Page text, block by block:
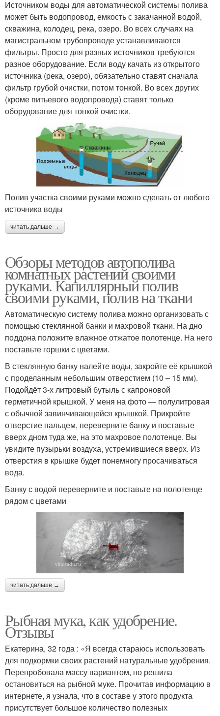
Источником воды для автоматической системы полива
может быть водопровод, емкость с закачанной водой,
скважина, колодец, река, озеро. Во всех случаях на
магистральном трубопроводе устанавливаются
фильтры. Просто для разных источников требуются
разное оборудование. Если воду качать из открытого
источника (река, озеро), обязательно ставят сначала
фильтр грубой очистки, потом тонкой. Во всех других
(кроме питьевого водопровода) ставят только
оборудование для тонкой очистки.
Полив участка своими руками можно сделать от любого
источника воды
читать дальше →
Обзоры методов автополива
комнатных растений своими
руками. Капиллярный полив
своими руками, полив на ткани
Автоматическую систему полива можно организовать с
помощью стеклянной банки и махровой ткани. На дно
поддона положите влажное отжатое полотенце. На него
поставьте горшки с цветами.
В стеклянную банку налейте воды, закройте её крышкой
с проделанным небольшим отверстием (10 – 15 мм).
Подойдёт 3-х литровый бутыль с капроновой
герметичной крышкой. У меня на фото — полулитровая
с обычной завинчивающейся крышкой. Прикройте
отверстие пальцем, переверните банку и поставьте
вверх дном туда же, на это махровое полотенце. Вы
увидите пузырьки воздуха, устремившиеся вверх. Из
отверстия в крышке будет понемногу просачиваться
вода.
Банку с водой переверните и поставьте на полотенце
рядом с цветами
читать дальше →
Рыбная мука, как удобрение.
Отзывы
Екатерина, 32 года : «Я всегда стараюсь использовать
для подкормки своих растений натуральные удобрения.
Перепробовала массу вариантом, но решила
остановиться на рыбной муке. Прочитав информацию в
интернете, я узнала, что в составе у этого продукта
присутствует большое количество полезных